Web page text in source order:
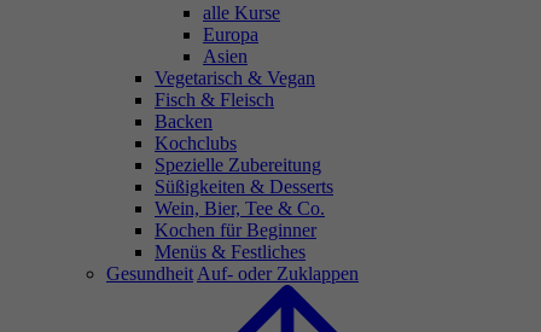
alle Kurse
Europa
Asien
Vegetarisch & Vegan
Fisch & Fleisch
Backen
Kochclubs
Spezielle Zubereitung
Süßigkeiten & Desserts
Wein, Bier, Tee & Co.
Kochen für Beginner
Menüs & Festliches
Gesundheit Auf- oder Zuklappen